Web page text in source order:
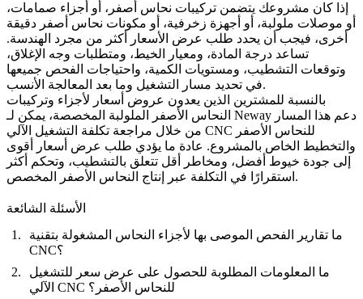
إذا كان مشروعك يتضمن تركيبات نحاس أصفر، أو أجزاء صمامات،
أو موصلات ملولبة، أو أجهزة زخرفية، أو مكونات نحاس أصفر دقيقة
أخرى، فيجب أن يحدد طلب عرض الأسعار أكثر من مجرد الهندسة.
تساعد درجة المادة، ومعيار الخيط، ومتطلبات وجه الإغلاق،
وتوقعات التشطيب، ومستويات الكمية، واحتياجات الفحص جميعها
في تحديد مسار التشغيل وما بعد المعالجة الأنسب.
بالنسبة للمشترين الذين يعدون عروض أسعار لأجزاء وتركيبات
النحاس الأصفر الملولبة المخصصة، يمكن لـ Neway دعم هذا المسار
من خلال مراجعة
تكلفة التشغيل الآلي CNC للنحاس الأصفر
والتخطيط الخاص بالمشروع. عادة ما يؤدي طلب عرض أسعار أقوى
إلى جودة خيوط أفضل، ومخاطر أقل تتعلق بالتشطيب، وتحكم أكثر
استقرارًا في التكلفة عبر إنتاج النحاس الأصفر المخصص.
الأسئلة الشائعة
ما تقارير الفحص الموصى بها لأجزاء النحاس المشغولة بتقنية
CNC؟
ما المعلومات المطلوبة للحصول على عرض سعر للتشغيل
الآلي CNC للنحاس الأصفر؟